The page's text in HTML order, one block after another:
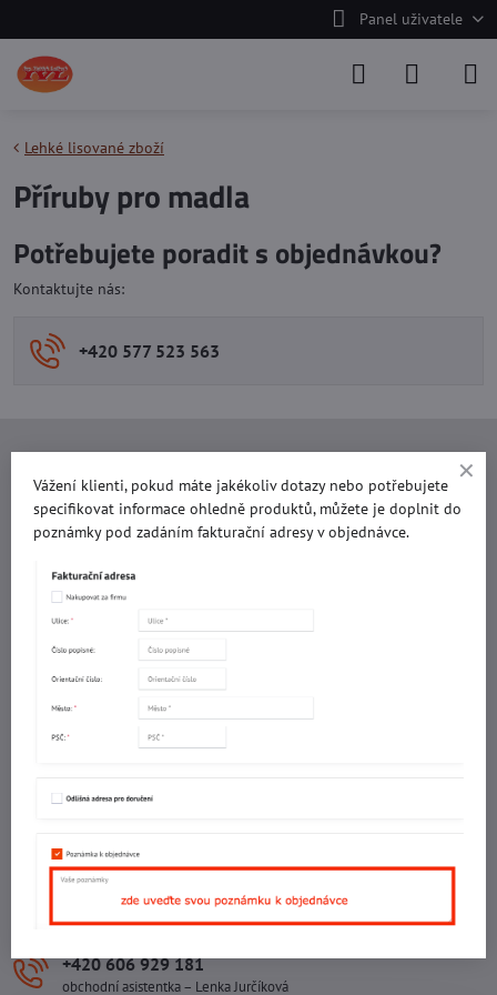
Panel uživatele
Lehké lisované zboží
Příruby pro madla
Potřebujete poradit s objednávkou?
Kontaktujte nás:
+420 577 523 563
IČO: 60560908
DIČ: CZ5602130809
IČO: 29007356
Sídlo provozovny
Malotova 5264
Areál Svit Zlín
113. budova
760 01 ZLÍN
+420 602 781 706
Ing. Vojtěch Lečbych – ředitel
+420 606 929 181
obchodní asistentka – Lenka Jurčíková
Vážení klienti, pokud máte jakékoliv dotazy nebo potřebujete
specifikovat informace ohledně produktů, můžete je doplnit do
poznámky pod zadáním fakturační adresy v objednávce.